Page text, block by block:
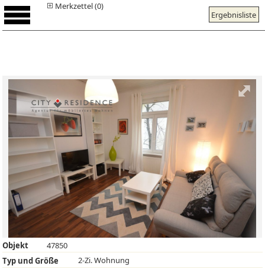
Ergebnisliste
Merkzettel (0)
Objekt
47850
Typ und Größe
2-Zi. Wohnung